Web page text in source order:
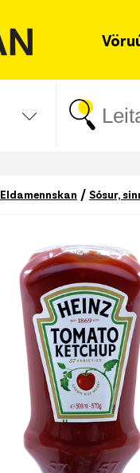
Eldamennskan / Sósur,